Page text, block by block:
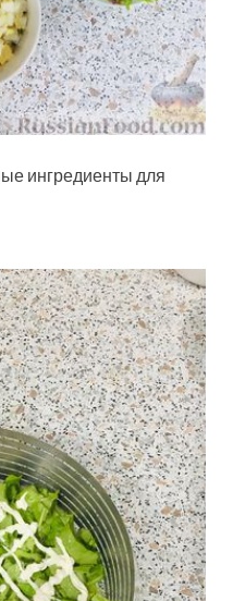
ингредиенты для